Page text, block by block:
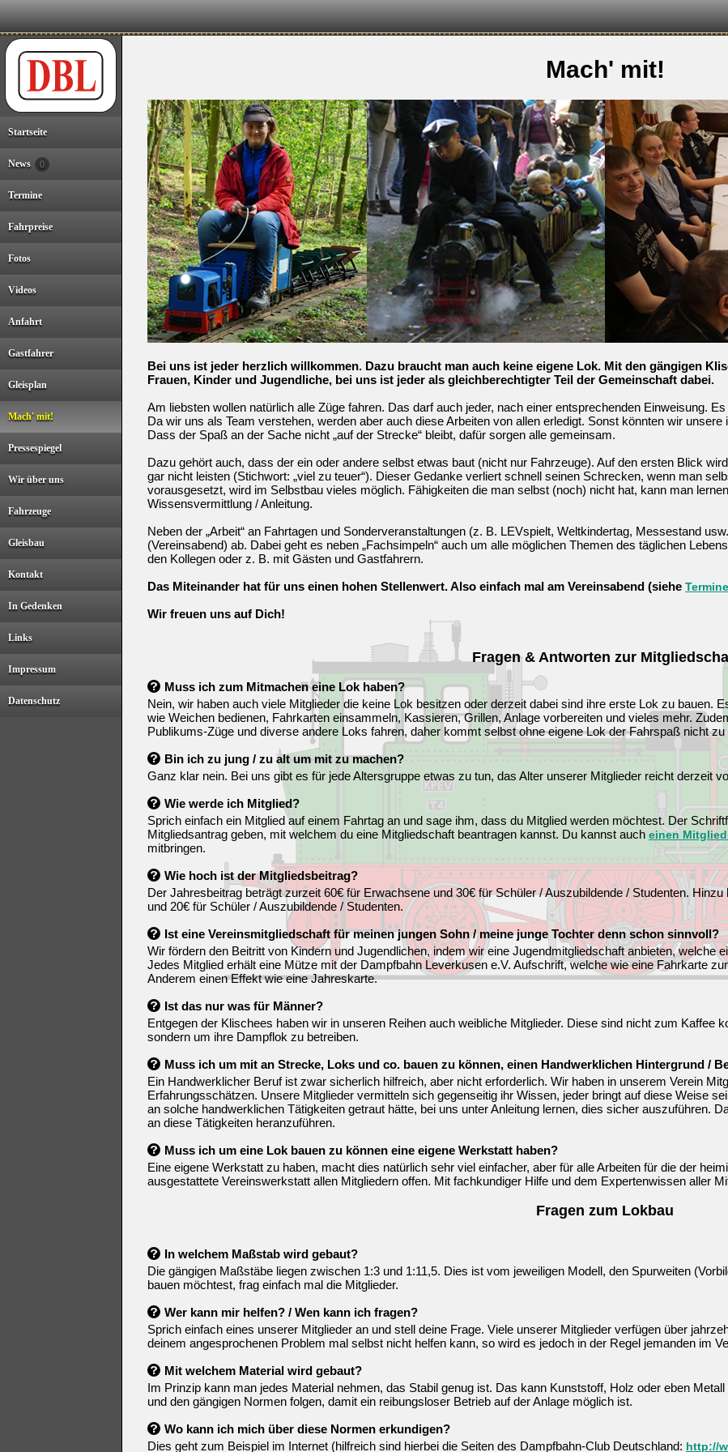
Startseite
News 0
Termine
Fahrpreise
Fotos
Videos
Anfahrt
Gastfahrer
Gleisplan
Mach' mit!
Pressespiegel
Wir über uns
Fahrzeuge
Gleisbau
Kontakt
In Gedenken
Links
Impressum
Datenschutz
Mach' mit!
Bei uns ist jeder herzlich willkommen. Dazu braucht man auch keine eigene Lok. Mit den gängigen
Frauen, Kinder und Jugendliche, bei uns ist jeder als gleichberechtigter Teil der Gemeinschaft dabei.
Am liebsten wollen natürlich alle Züge fahren. Das darf auch jeder, nach einer entsprechenden Einweisung.
Da wir uns als Team verstehen, werden aber auch diese Arbeiten von allen erledigt. Sonst könnten wir
Dass der Spaß an der Sache nicht „auf der Strecke“ bleibt, dafür sorgen alle gemeinsam.
Dazu gehört auch, dass der ein oder andere selbst etwas baut (nicht nur Fahrzeuge). Auf den ersten Blick
gar nicht leisten (Stichwort: „viel zu teuer“). Dieser Gedanke verliert schnell seinen Schrecken, wenn man
vorausgesetzt, wird im Selbstbau vieles möglich. Fähigkeiten die man selbst (noch) nicht hat, kann man
Wissensvermittlung / Anleitung.
Neben der „Arbeit“ an Fahrtagen und Sonderveranstaltungen (z. B. LEVspielt, Weltkindertag, Messestand
(Vereinsabend) ab. Dabei geht es neben „Fachsimpeln“ auch um alle möglichen Themen des täglichen
den Kollegen oder z. B. mit Gästen und Gastfahrern.
Das Miteinander hat für uns einen hohen Stellenwert. Also einfach mal am Vereinsabend (siehe Termine
Wir freuen uns auf Dich!
Fragen & Antworten zur
Muss ich zum Mitmachen eine Lok haben?
Nein, wir haben auch viele Mitglieder die keine Lok besitzen oder derzeit dabei sind ihre erste Lok zu bauen.
wie Weichen bedienen, Fahrkarten einsammeln, Kassieren, Grillen, Anlage vorbereiten und vieles mehr.
Publikums-Züge und diverse andere Loks fahren, daher kommt selbst ohne eigene Lok der Fahrspaß nicht zu
Bin ich zu jung / zu alt um mit zu machen?
Ganz klar nein. Bei uns gibt es für jede Altersgruppe etwas zu tun, das Alter unserer Mitglieder reicht derzeit
Wie werde ich Mitglied?
Sprich einfach ein Mitglied auf einem Fahrtag an und sage ihm, dass du Mitglied werden möchtest. Der
Mitgliedsantrag geben, mit welchem du eine Mitgliedschaft beantragen kannst. Du kannst auch einen
mitbringen.
Wie hoch ist der Mitgliedsbeitrag?
Der Jahresbeitrag beträgt zurzeit 60€ für Erwachsene und 30€ für Schüler / Auszubildende / Studenten.
und 20€ für Schüler / Auszubildende / Studenten.
Ist eine Vereinsmitgliedschaft für meinen jungen Sohn / meine junge Tochter denn schon sinnvoll?
Wir fördern den Beitritt von Kindern und Jugendlichen, indem wir eine Jugendmitgliedschaft anbieten, welche
Jedes Mitglied erhält eine Mütze mit der Dampfbahn Leverkusen e.V. Aufschrift, welche wie eine Fahrkarte
Anderem einen Effekt wie eine Jahreskarte.
Ist das nur was für Männer?
Entgegen der Klischees haben wir in unseren Reihen auch weibliche Mitglieder. Diese sind nicht zum Kaffee
sondern um ihre Dampflok zu betreiben.
Muss ich um mit an Strecke, Loks und co. bauen zu können, einen Handwerklichen Hintergrund /
Ein Handwerklicher Beruf ist zwar sicherlich hilfreich, aber nicht erforderlich. Wir haben in unserem Verein
Erfahrungsschätzen. Unsere Mitglieder vermitteln sich gegenseitig ihr Wissen, jeder bringt auf diese Weise
an solche handwerklichen Tätigkeiten getraut hätte, bei uns unter Anleitung lernen, dies sicher auszuführen.
an diese Tätigkeiten heranzuführen.
Muss ich um eine Lok bauen zu können eine eigene Werkstatt haben?
Eine eigene Werkstatt zu haben, macht dies natürlich sehr viel einfacher, aber für alle Arbeiten für die der
ausgestattete Vereinswerkstatt allen Mitgliedern offen. Mit fachkundiger Hilfe und dem Expertenwissen aller
Fragen zum Lokbau
In welchem Maßstab wird gebaut?
Die gängigen Maßstäbe liegen zwischen 1:3 und 1:11,5. Dies ist vom jeweiligen Modell, den Spurweiten
bauen möchtest, frag einfach mal die Mitglieder.
Wer kann mir helfen? / Wen kann ich fragen?
Sprich einfach eines unserer Mitglieder an und stell deine Frage. Viele unserer Mitglieder verfügen über
deinem angesprochenen Problem mal selbst nicht helfen kann, so wird es jedoch in der Regel jemanden im
Mit welchem Material wird gebaut?
Im Prinzip kann man jedes Material nehmen, das Stabil genug ist. Das kann Kunststoff, Holz oder eben
und den gängigen Normen folgen, damit ein reibungsloser Betrieb auf der Anlage möglich ist.
Wo kann ich mich über diese Normen erkundigen?
Dies geht zum Beispiel im Internet (hilfreich sind hierbei die Seiten des Dampfbahn-Club Deutschland: http://